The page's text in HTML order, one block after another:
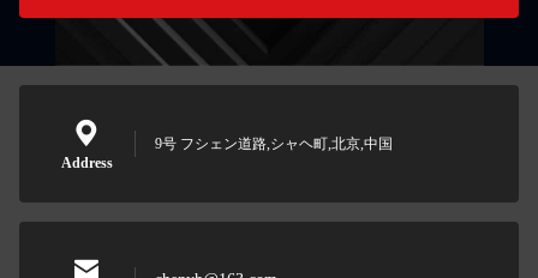
Address
9号 フシェン道路,シャヘ町,北京,中国